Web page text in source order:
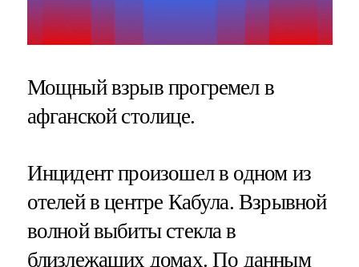
Мощный взрыв прогремел в
афганской столице.
Инцидент произошел в одном из
отелей в центре Кабула. Взрывной
волной выбиты стекла в
близлежащих домах. По данным